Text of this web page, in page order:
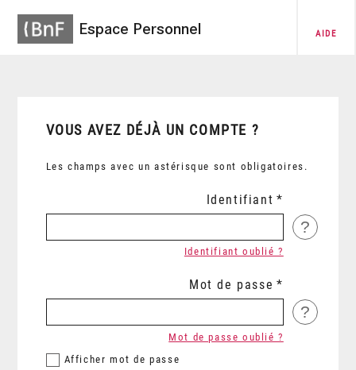
Espace Personnel AIDE
VOUS AVEZ DÉJÀ UN COMPTE ?
Les champs avec un astérisque sont obligatoires.
Identifiant
?
Identifiant oublié ?
Mot de passe
?
Afficher mot de passe
Mot de passe oublié ?